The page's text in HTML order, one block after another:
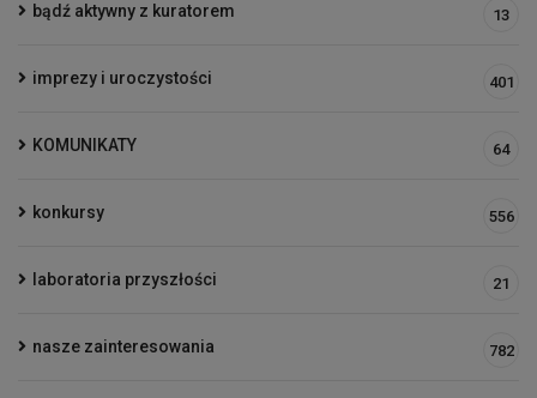
bądź aktywny z kuratorem 13
imprezy i uroczystości 401
KOMUNIKATY 64
konkursy 556
laboratoria przyszłości 21
nasze zainteresowania 782